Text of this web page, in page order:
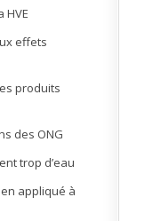
HVE
effets
produits
des ONG
trop d’eau
appliqué à